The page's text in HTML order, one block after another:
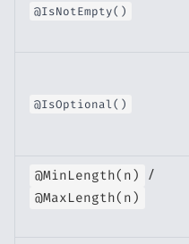
@IsNotEmpty()
@IsOptional()
@MinLength(n) /
@MaxLength(n)